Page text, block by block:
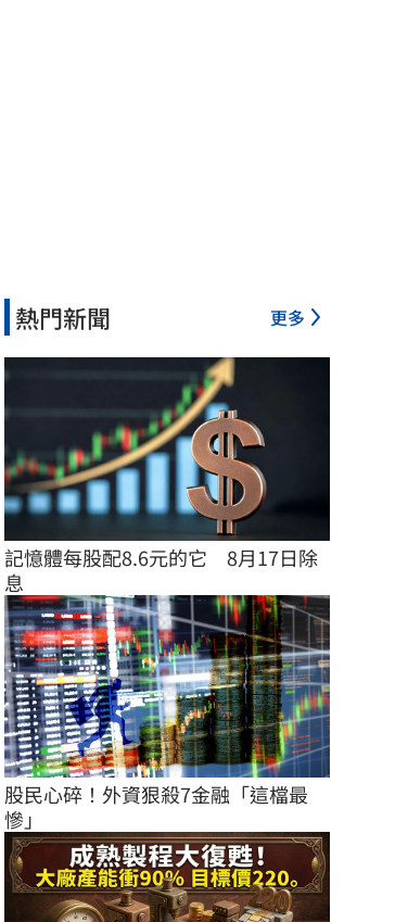
熱門新聞 更多
記憶體每股配8.6元的它　8月17日除
息
股民心碎！外資狠殺7金融「這檔最
慘」